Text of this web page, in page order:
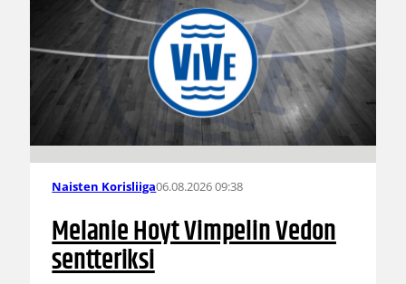
Naisten Korisliiga06.08.2026 09:38
Melanie Hoyt Vimpelin Vedon
sentteriksi